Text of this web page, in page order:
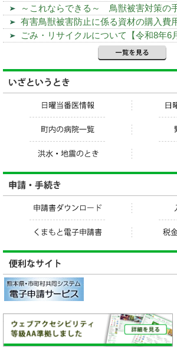
～これならできる～ 鳥獣被害対策の
有害鳥獣被害防止に係る資材の購入費
ごみ・リサイクルについて【令和8年6